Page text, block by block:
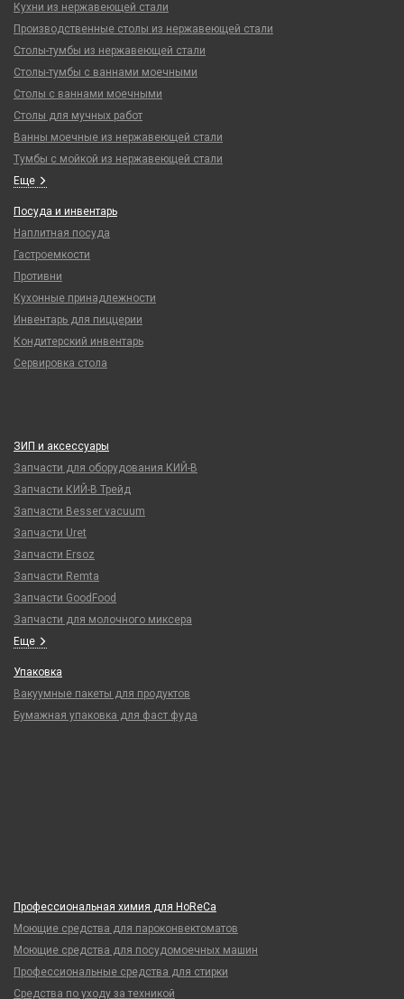
Кухни из нержавеющей стали
Производственные столы из нержавеющей стали
Столы-тумбы из нержавеющей стали
Столы-тумбы с ваннами моечными
Столы с ваннами моечными
Столы для мучных работ
Ванны моечные из нержавеющей стали
Тумбы с мойкой из нержавеющей стали
Еще
Посуда и инвентарь
Наплитная посуда
Гастроемкости
Противни
Кухонные принадлежности
Инвентарь для пиццерии
Кондитерский инвентарь
Сервировка стола
ЗИП и аксессуары
Запчасти для оборудования КИЙ-В
Запчасти КИЙ-В Трейд
Запчасти Besser vacuum
Запчасти Uret
Запчасти Ersoz
Запчасти Remta
Запчасти GoodFood
Запчасти для молочного миксера
Еще
Упаковка
Вакуумные пакеты для продуктов
Бумажная упаковка для фаст фуда
Профессиональная химия для HoReCa
Моющие средства для пароконвектоматов
Моющие средства для посудомоечных машин
Профессиональные средства для стирки
Средства по уходу за техникой